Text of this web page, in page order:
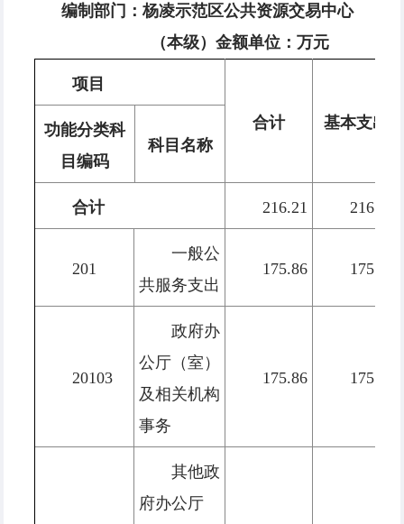
编制部门：杨凌示范区公共资源交易中心
（本级） 金额单位： 万元
项目
合计 基本支出
功能分类科
目编码
科目名称
合计 216.21 216.21
201
一般公
共服务支出
175.86 175.86
20103
政府办
公厅（室）
及相关机构
事务
175.86 175.86
其他政
府办公厅